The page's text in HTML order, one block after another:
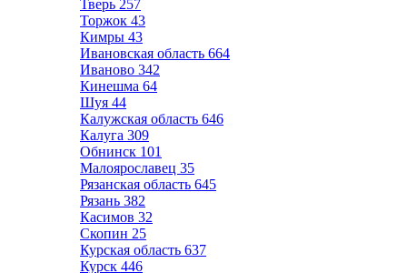
Тверь 257
Торжок 43
Кимры 43
Ивановская область 664
Иваново 342
Кинешма 64
Шуя 44
Калужская область 646
Калуга 309
Обнинск 101
Малоярославец 35
Рязанская область 645
Рязань 382
Касимов 32
Скопин 25
Курская область 637
Курск 446